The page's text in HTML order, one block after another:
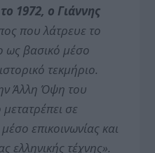
1972, ο Γιάννης
που λάτρευε το
ως βασικό μέσο
τεκμήριο.
Άλλη Όψη του
σε
επικοινωνίας και
ελληνικής τέχνης».